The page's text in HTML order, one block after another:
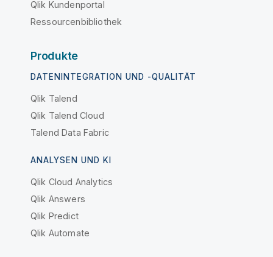
Qlik Kundenportal
Ressourcenbibliothek
Produkte
DATENINTEGRATION UND -QUALITÄT
Qlik Talend
Qlik Talend Cloud
Talend Data Fabric
ANALYSEN UND KI
Qlik Cloud Analytics
Qlik Answers
Qlik Predict
Qlik Automate